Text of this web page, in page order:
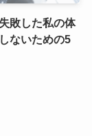
敗した私の体
ないための5